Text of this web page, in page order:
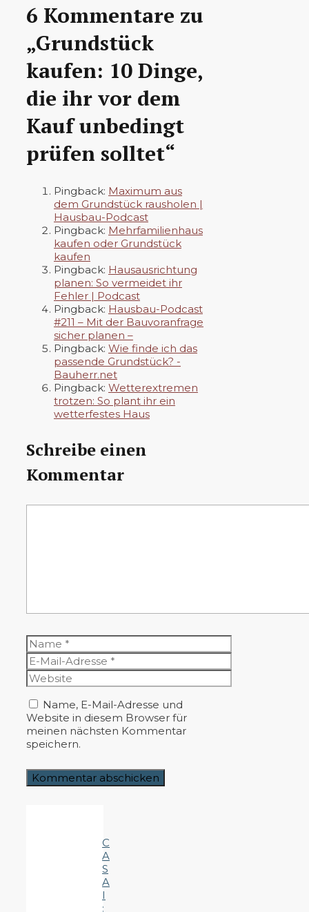
6 Kommentare zu
„Grundstück
kaufen: 10 Dinge,
die ihr vor dem
Kauf unbedingt
prüfen solltet“
Pingback: Maximum aus
dem Grundstück rausholen |
Hausbau-Podcast
Pingback: Mehrfamilienhaus
kaufen oder Grundstück
kaufen
Pingback: Hausausrichtung
planen: So vermeidet ihr
Fehler | Podcast
Pingback: Hausbau-Podcast
#211 – Mit der Bauvoranfrage
sicher planen –
Pingback: Wie finde ich das
passende Grundstück? -
Bauherr.net
Pingback: Wetterextremen
trotzen: So plant ihr ein
wetterfestes Haus
Schreibe einen
Kommentar
Name
E-
Mail-
Adresse
Website
Name, E-Mail-Adresse und
Website in diesem Browser für
meinen nächsten Kommentar
speichern.
C
A
S
A
I
: